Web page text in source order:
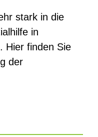
stark in die
in
Hier finden Sie
der